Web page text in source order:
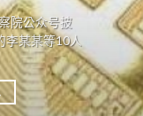
院公众号披
李某某等10人